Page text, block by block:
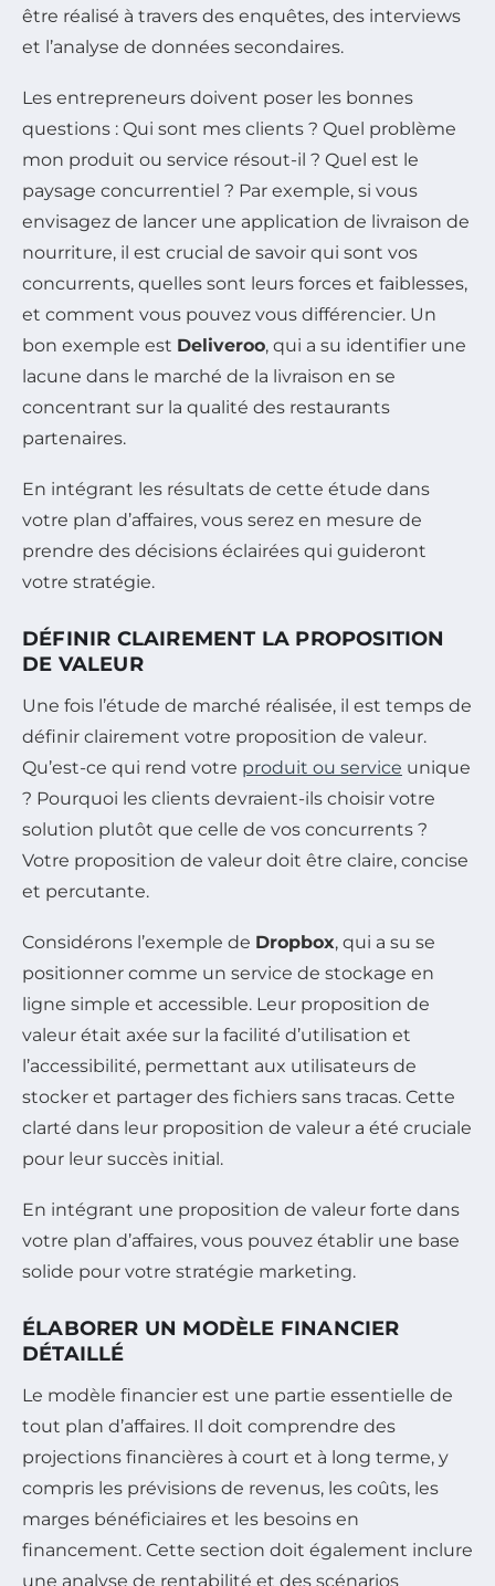
être réalisé à travers des enquêtes, des interviews
et l’analyse de données secondaires.
Les entrepreneurs doivent poser les bonnes
questions : Qui sont mes clients ? Quel problème
mon produit ou service résout-il ? Quel est le
paysage concurrentiel ? Par exemple, si vous
envisagez de lancer une application de livraison de
nourriture, il est crucial de savoir qui sont vos
concurrents, quelles sont leurs forces et faiblesses,
et comment vous pouvez vous différencier. Un
bon exemple est Deliveroo, qui a su identifier une
lacune dans le marché de la livraison en se
concentrant sur la qualité des restaurants
partenaires.
En intégrant les résultats de cette étude dans
votre plan d’affaires, vous serez en mesure de
prendre des décisions éclairées qui guideront
votre stratégie.
DÉFINIR CLAIREMENT LA PROPOSITION
DE VALEUR
Une fois l’étude de marché réalisée, il est temps de
définir clairement votre proposition de valeur.
Qu’est-ce qui rend votre produit ou service unique
? Pourquoi les clients devraient-ils choisir votre
solution plutôt que celle de vos concurrents ?
Votre proposition de valeur doit être claire, concise
et percutante.
Considérons l’exemple de Dropbox, qui a su se
positionner comme un service de stockage en
ligne simple et accessible. Leur proposition de
valeur était axée sur la facilité d’utilisation et
l’accessibilité, permettant aux utilisateurs de
stocker et partager des fichiers sans tracas. Cette
clarté dans leur proposition de valeur a été cruciale
pour leur succès initial.
En intégrant une proposition de valeur forte dans
votre plan d’affaires, vous pouvez établir une base
solide pour votre stratégie marketing.
ÉLABORER UN MODÈLE FINANCIER
DÉTAILLÉ
Le modèle financier est une partie essentielle de
tout plan d’affaires. Il doit comprendre des
projections financières à court et à long terme, y
compris les prévisions de revenus, les coûts, les
marges bénéficiaires et les besoins en
financement. Cette section doit également inclure
une analyse de rentabilité et des scénarios